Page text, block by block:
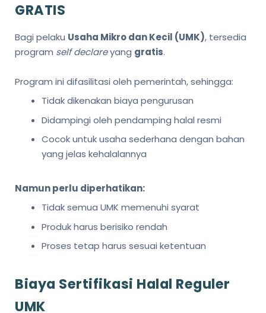
GRATIS
Bagi pelaku Usaha Mikro dan Kecil (UMK), tersedia
program self declareyang gratis.
Program ini difasilitasi oleh pemerintah, sehingga:
Tidak dikenakan biaya pengurusan
Didampingi oleh pendamping halal resmi
Cocok untuk usaha sederhana dengan bahan
yang jelas kehalalannya
Namun perlu diperhatikan:
Tidak semua UMK memenuhi syarat
Produk harus berisiko rendah
Proses tetap harus sesuai ketentuan
Biaya Sertifikasi Halal Reguler
UMK